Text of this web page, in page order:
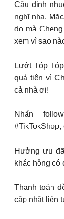
Cậu định
nghĩ nha.
do mà
xem vì sao
Lướt Tóp
quá tiện vì
cả nhà ơi! ️
Nhấn
Hưởng ưu
khác hông có
Thanh toán
cập nhật liên